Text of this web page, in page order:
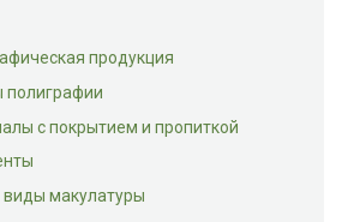
продукция
полиграфии
с покрытием и пропиткой
виды макулатуры